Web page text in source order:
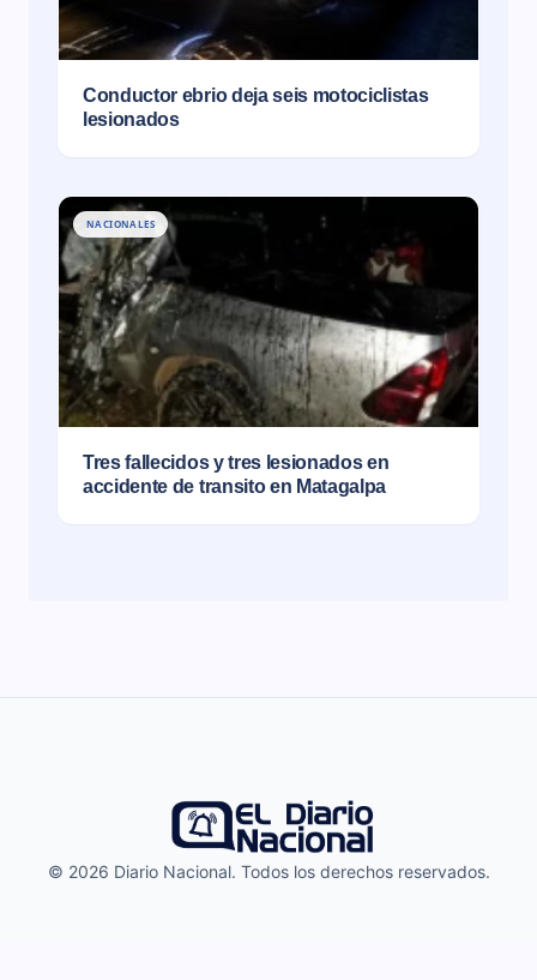
Conductor ebrio deja seis motociclistas
lesionados
NACIONALES
Tres fallecidos y tres lesionados en
accidente de transito en Matagalpa
© 2026 Diario Nacional. Todos los derechos reservados.